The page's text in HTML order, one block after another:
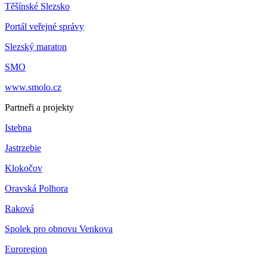
Těšínské Slezsko
Portál veřejné správy
Slezský maraton
SMO
www.smolo.cz
Partneři a projekty
Istebna
Jastrzebie
Klokočov
Oravská Polhora
Raková
Spolek pro obnovu Venkova
Euroregion